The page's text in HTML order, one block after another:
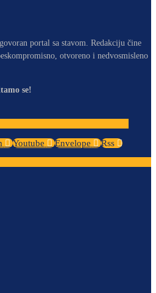
portal sa stavom. Redakciju čine
otvoreno i nedvosmisleno
se!
Youtube Envelope
Rss